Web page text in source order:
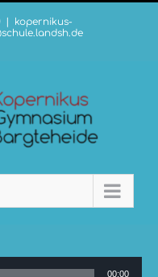
kopernikus-
00:00